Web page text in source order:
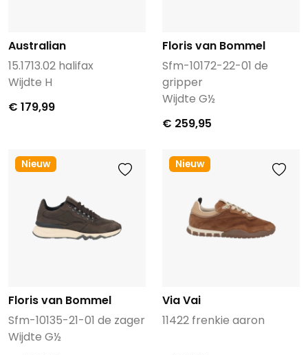
Australian
15.1713.02 halifax
Wijdte H
€ 179,99
Floris van Bommel
Sfm-10172-22-01 de
gripper
Wijdte G½
€ 259,95
Nieuw
Floris van Bommel
Sfm-10135-21-01 de zager
Wijdte G½
Nieuw
Via Vai
11422 frenkie aaron